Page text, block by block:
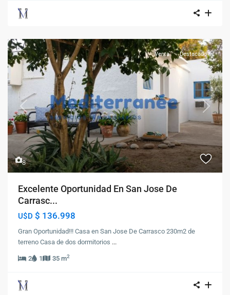
8
Previous Next
Venta Destacado
Excelente Oportunidad En San Jose De
Carrasc...
U$D $ 136.998
Gran Oportunidad!!! Casa en San Jose De Carrasco 230m2 de
terreno Casa de dos dormitorios ...
2 1 35 m2